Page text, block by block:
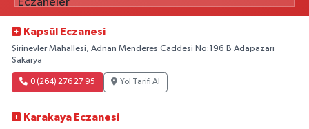
Kapsül Eczanesi
Şirinevler Mahallesi, Adnan Menderes Caddesi No:196 B Adapazarı
Sakarya
0 (264) 276 27 95 Yol Tarifi Al
Karakaya Eczanesi